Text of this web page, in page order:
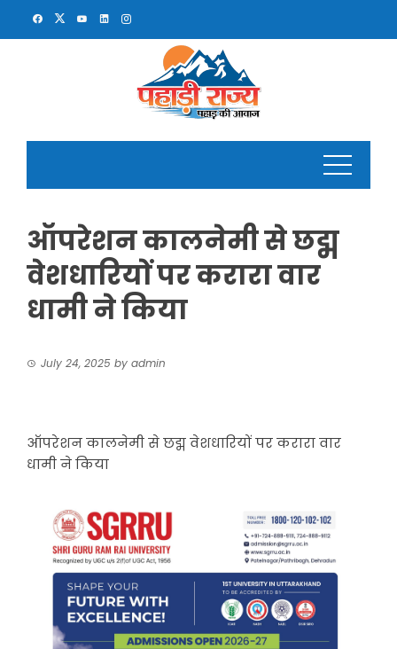
ऑपरेशन कालनेमी से छद्म
वेशधारियों पर करारा वार
धामी ने किया
July 24, 2025 by admin
ऑपरेशन कालनेमी से छद्म वेशधारियों पर करारा वार
धामी ने किया